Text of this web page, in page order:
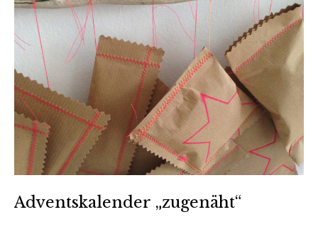
Adventskalender „zugenäht“